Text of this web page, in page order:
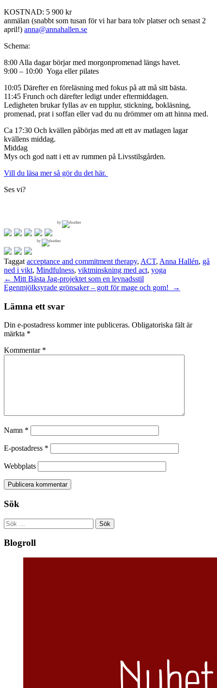
KOSTNAD: 5 900 kr
anmälan (snabbt som tusan för vi har bara tolv platser och senast 2
april!) anna@annahallen.se
Schema:
8:00 Alla dagar börjar med morgonpromenad längs havet.
9:00 – 10:00 Yoga eller pilates
10:05 Därefter en föreläsning med fokus på att må sitt bästa.
11:45 Frunch och därefter ledigt under eftermiddagen.
Ledigheten brukar fyllas av en tupplur, stickning, bokläsning,
promenad, prat i soffan eller vad du nu drömmer om att hinna med.
Ca 17:30 Och kvällen påbörjas med att ett av matlagen lagar
kvällens middag.
Middag
Mys och god natt i ett av rummen på Livsstilsgården.
Vill du läsa mer så gör du det här.
Ses vi?
by
by
Taggat acceptance and commitment therapy, ACT, Anna Hallén, gå
ned i vikt, Mindfulness, viktminskning med act, yoga
Inläggsnavigering
← Mitt Bästa Jag-projektet som en levnadsstil
Egenmjölksyrade grönsaker – gott för mage och gom!
→
Lämna ett svar
Din e-postadress kommer inte publiceras. Obligatoriska fält är
märkta *
Kommentar *
Namn *
E-postadress *
Webbplats
Sök
Sök
efter:
Blogroll